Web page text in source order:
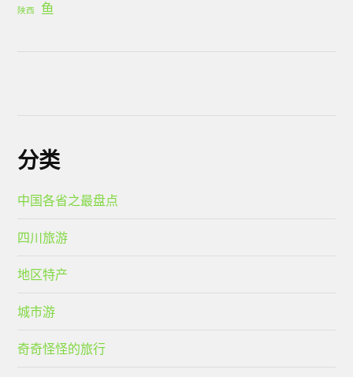
陕西 鱼
分类
中国各省之最盘点
四川旅游
地区特产
城市游
奇奇怪怪的旅行